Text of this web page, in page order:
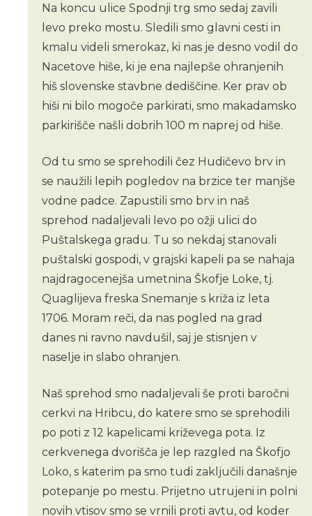
Na koncu ulice Spodnji trg smo sedaj zavili
levo preko mostu. Sledili smo glavni cesti in
kmalu videli smerokaz, ki nas je desno vodil do
Nacetove hiše, ki je ena najlepše ohranjenih
hiš slovenske stavbne dediščine. Ker prav ob
hiši ni bilo mogoče parkirati, smo makadamsko
parkirišče našli dobrih 100 m naprej od hiše.
Od tu smo se sprehodili čez Hudičevo brv in
se naužili lepih pogledov na brzice ter manjše
vodne padce. Zapustili smo brv in naš
sprehod nadaljevali levo po ožji ulici do
Puštalskega gradu. Tu so nekdaj stanovali
puštalski gospodi, v grajski kapeli pa se nahaja
najdragocenejša umetnina Škofje Loke, tj.
Quaglijeva freska Snemanje s križa iz leta
1706. Moram reči, da nas pogled na grad
danes ni ravno navdušil, saj je stisnjen v
naselje in slabo ohranjen.
Naš sprehod smo nadaljevali še proti baročni
cerkvi na Hribcu, do katere smo se sprehodili
po poti z 12 kapelicami križevega pota. Iz
cerkvenega dvorišča je lep razgled na Škofjo
Loko, s katerim pa smo tudi zaključili današnje
potepanje po mestu. Prijetno utrujeni in polni
novih vtisov smo se vrnili proti avtu, od koder